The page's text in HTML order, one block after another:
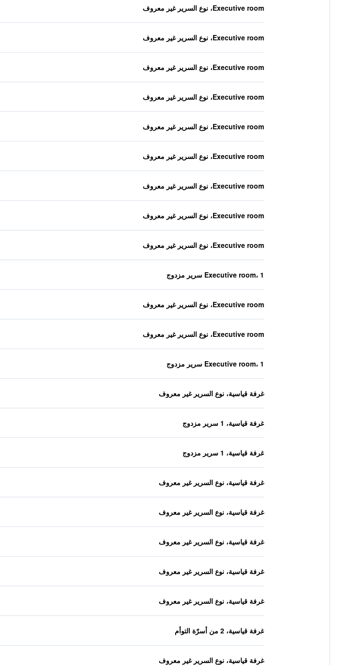
Executive room، نوع السرير غير معروف
Executive room، نوع السرير غير معروف
Executive room، نوع السرير غير معروف
Executive room، نوع السرير غير معروف
Executive room، نوع السرير غير معروف
Executive room، نوع السرير غير معروف
Executive room، نوع السرير غير معروف
Executive room، نوع السرير غير معروف
Executive room، نوع السرير غير معروف
Executive room، 1 سرير مزدوج
Executive room، نوع السرير غير معروف
Executive room، نوع السرير غير معروف
Executive room، 1 سرير مزدوج
غرفة قياسية، نوع السرير غير معروف
غرفة قياسية، 1 سرير مزدوج
غرفة قياسية، 1 سرير مزدوج
غرفة قياسية، نوع السرير غير معروف
غرفة قياسية، نوع السرير غير معروف
غرفة قياسية، نوع السرير غير معروف
غرفة قياسية، نوع السرير غير معروف
غرفة قياسية، نوع السرير غير معروف
غرفة قياسية، 2 من أسرّة التوأم
غرفة قياسية، نوع السرير غير معروف